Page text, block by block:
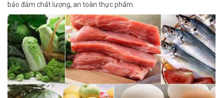
bảo đảm chất lượng, an toàn thực phẩm.